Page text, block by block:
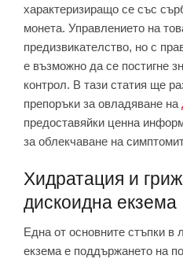
характеризиращо се със
монета. Управлението на
предизвикателство, но с
е възможно да се постигне
контрол. В тази статия ще
препоръки за овладяване на
предоставяйки ценна
за облекчаване на
Хидратация и
дискоидна екзема
Една от основните стъпки в
екзема е поддържането на